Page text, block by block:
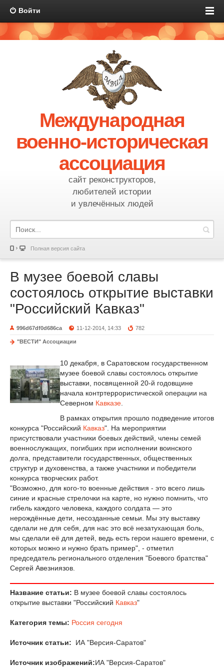
Войти
Международная
военно-историческая
ассоциация
сайт реконструкторов,
любителей истории
и увлечённых людей
Полная версия сайта
В музее боевой славы
состоялось открытие выставки
"Российский Кавказ"
996d67df0d686ca 11-12-2014, 14:33 782
"ВЕСТИ" Ассоциации
10 декабря, в Саратовском государственном
музее боевой славы состоялось открытие
выставки, посвященной 20-й годовщине
начала контртеррористической операции на
Северном Кавказе
В рамках открытия прошло подведение итогов
конкурса "Российский Кавказ". На мероприятии
присутствовали участники боевых действий, члены семей
военнослужащих, погибших при исполнении воинского
долга, представители государственных, общественных
структур и духовенства, а также участники и победители
конкурса творческих работ.
"Возможно, для кого-то военные действия - это всего лишь
синие и красные стрелочки на карте, но нужно помнить, что
гибель каждого человека, каждого солдата — это
нерождённые дети, несозданные семьи. Мы эту выставку
сделали не для себя, для нас это всё незатухающая боль,
мы сделали её для детей, ведь есть герои нашего времени, с
которых можно и нужно брать пример", - отметил
председатель регионального отделения "Боевого братства"
Сергей Авезниязов.
Название статьи: В музее боевой славы состоялось
открытие выставки "Российский Кавказ"
Категория темы: Россия сегодня
Источник статьи: ИА "Версия-Саратов"
Источник изображений:ИА "Версия-Саратов"